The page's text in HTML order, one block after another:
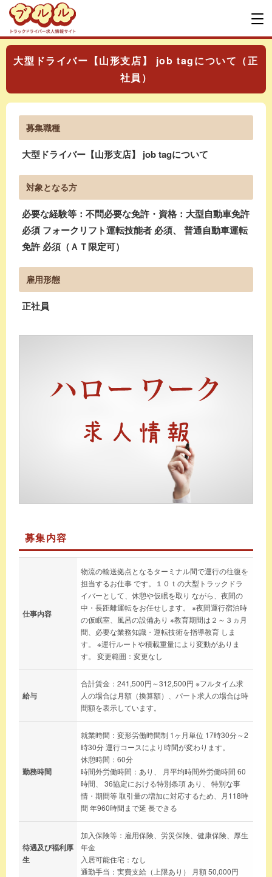
大型ドライバー【山形支店】 job tagについて（正
社員）
募集職種
大型ドライバー【山形支店】 job tagについて
対象となる方
必要な経験等：不問必要な免許・資格：大型自動車免許
必須 フォークリフト運転技能者 必須、 普通自動車運転
免許 必須（ＡＴ限定可）
雇用形態
正社員
募集内容
仕事内容
物流の輸送拠点となるターミナル間で運行の往復を
担当するお仕事 です。１０ｔの大型トラックドラ
イバーとして、休憩や仮眠を取り ながら、夜間の
中・長距離運転をお任せします。 ※夜間運行宿泊時
の仮眠室、風呂の設備あり ※教育期間は２～３ヵ月
間、必要な業務知識・運転技術を指導教育 しま
す。 ※運行ルートや積載重量により変動がありま
す。 変更範囲：変更なし
給与
合計賃金：241,500円～312,500円 ※フルタイム求
人の場合は月額（換算額）、パート求人の場合は時
間額を表示しています。
勤務時間
就業時間：変形労働時間制 1ヶ月単位 17時30分～2
時30分 運行コースにより時間が変わります。
休憩時間：60分
時間外労働時間：あり、 月平均時間外労働時間 60
時間、 36協定における特別条項 あり、 特別な事
情・期間等 取引量の増加に対応するため、月118時
間 年960時間まで延 長できる
待遇及び福利厚
生
加入保険等：雇用保険、労災保険、健康保険、厚生
年金
入居可能住宅：なし
通勤手当：実費支給（上限あり） 月額 50,000円